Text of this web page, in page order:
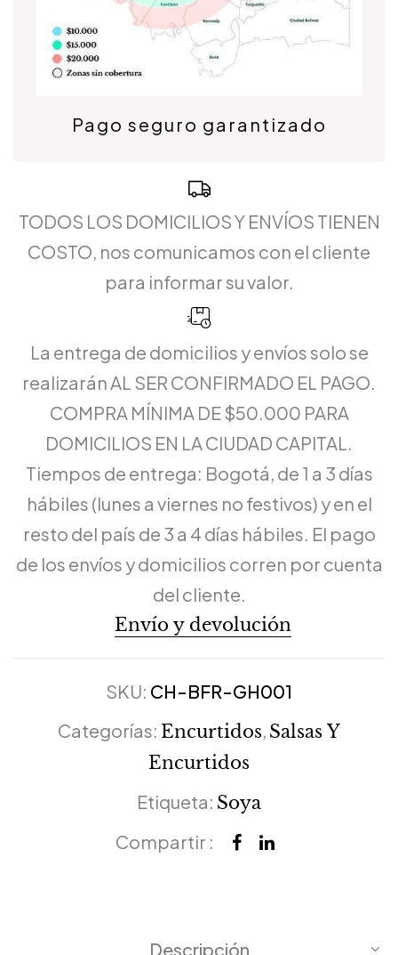
Pago seguro garantizado
TODOS LOS DOMICILIOS Y ENVÍOS TIENEN
COSTO, nos comunicamos con el cliente
para informar su valor.
La entrega de domicilios y envíos solo se
realizarán AL SER CONFIRMADO EL PAGO.
COMPRA MÍNIMA DE $50.000 PARA
DOMICILIOS EN LA CIUDAD CAPITAL.
Tiempos de entrega: Bogotá, de 1 a 3 días
hábiles (lunes a viernes no festivos) y en el
resto del país de 3 a 4 días hábiles. El pago
de los envíos y domicilios corren por cuenta
del cliente.
Envío y devolución
SKU: CH-BFR-GH001
Categorías: Encurtidos Salsas Y
Encurtidos
Etiqueta: Soya
Compartir :
Descripción